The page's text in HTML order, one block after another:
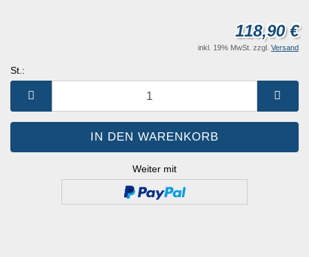
118,90 €
inkl. 19% MwSt. zzgl. Versand
St.:
Weiter mit